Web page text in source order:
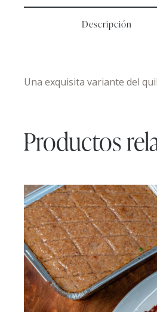
Descripción
Una exquisita variante del
Productos